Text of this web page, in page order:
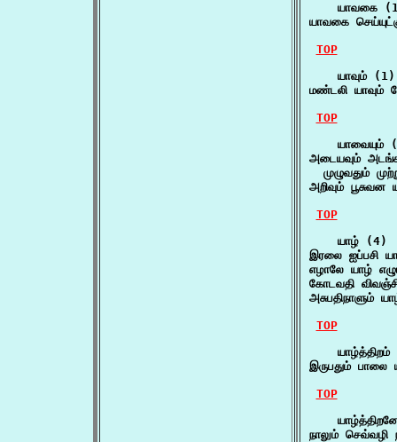
யாவகை
யாவகை
TOP
    யாவும் (1)
மண்டலி
TOP
யாவையும்
அடையவும்
முழுவதும்
அறிவும்
TOP
    யாழ் (4)
இரலை ஐப்பசி
எழாலே யாழ்
கோடவதி
அசுபதிநாளும்
TOP
யாழ்த்திறம்
இருபதும்
TOP
நாலும்